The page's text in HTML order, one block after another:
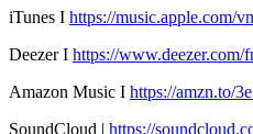
iTunes I https://music.apple.com/
Deezer I https://www.deezer.com/
Amazon Music I https://amzn.to/
SoundCloud | https://